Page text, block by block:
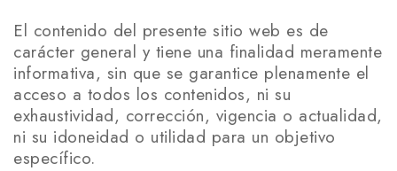
El contenido del presente sitio web es de
carácter general y tiene una finalidad meramente
informativa, sin que se garantice plenamente el
acceso a todos los contenidos, ni su
exhaustividad, corrección, vigencia o actualidad,
ni su idoneidad o utilidad para un objetivo
específico.